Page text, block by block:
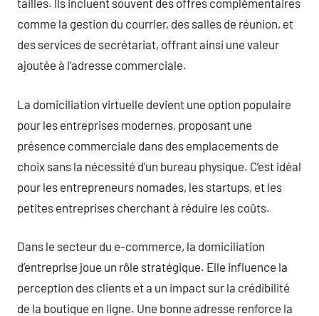
tailles. Ils incluent souvent des offres complémentaires
comme la gestion du courrier, des salles de réunion, et
des services de secrétariat, offrant ainsi une valeur
ajoutée à l’adresse commerciale.
La domiciliation virtuelle devient une option populaire
pour les entreprises modernes, proposant une
présence commerciale dans des emplacements de
choix sans la nécessité d’un bureau physique. C’est idéal
pour les entrepreneurs nomades, les startups, et les
petites entreprises cherchant à réduire les coûts.
Dans le secteur du e-commerce, la domiciliation
d’entreprise joue un rôle stratégique. Elle influence la
perception des clients et a un impact sur la crédibilité
de la boutique en ligne. Une bonne adresse renforce la